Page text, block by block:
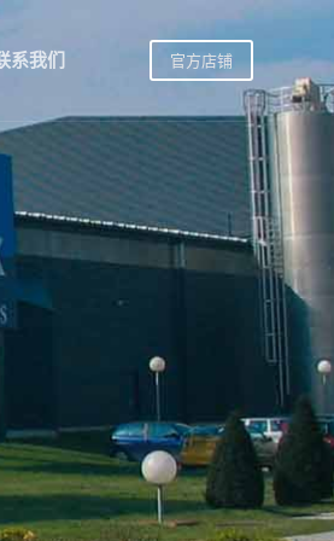
系我们 官方店铺